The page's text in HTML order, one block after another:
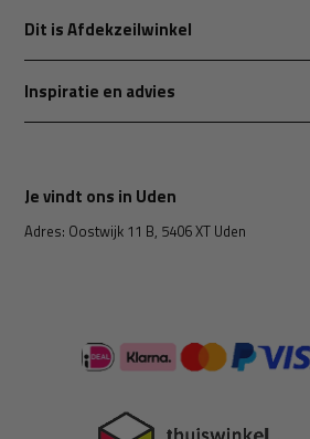
Dit is Afdekzeilwinkel
Inspiratie en advies
Je vindt ons in Uden
Adres: Oostwijk 11 B, 5406 XT Uden